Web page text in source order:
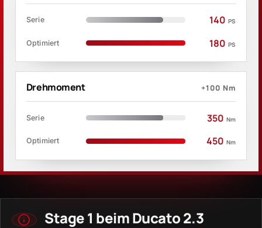
Serie 140 PS
Optimiert 180 PS
Drehmoment +100 Nm
Serie 350 Nm
Optimiert 450 Nm
Stage 1 beim Ducato 2.3